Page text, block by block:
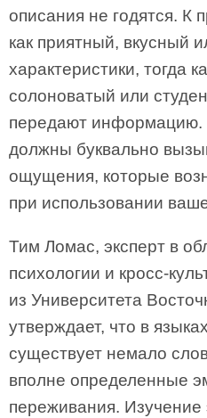
описания не годятся. К
как приятный, вкусный
характеристики, тогда
солоноватый или
передают
должны буквально
ощущения, которые
при использовании
Тим Ломас, эксперт в
психологии и кросс-
из Университета
утверждает, что в
существует немало
вполне определенные
переживания. Изучение